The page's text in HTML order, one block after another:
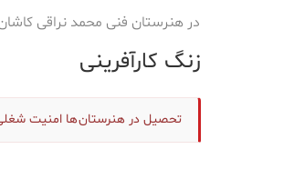
در هنرستان فنی محمد نراقی
زنگ کارآفرینی
تحصیل در هنرستان ‌ها امنیت